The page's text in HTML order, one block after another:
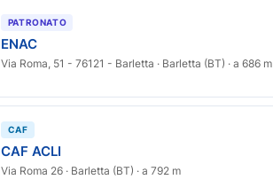
PATRONATO
ENAC
Via Roma, 51 - 76121 - Barletta · Barletta (BT) · a 686 m
CAF
CAF ACLI
Via Roma 26 · Barletta (BT) · a 792 m